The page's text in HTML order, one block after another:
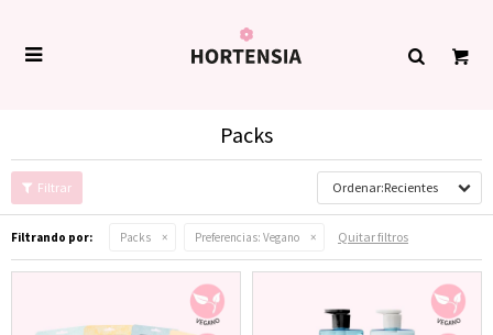

Packs
Recientes
Filtrando por: Packs Preferencias: Vegano Quitar filtros